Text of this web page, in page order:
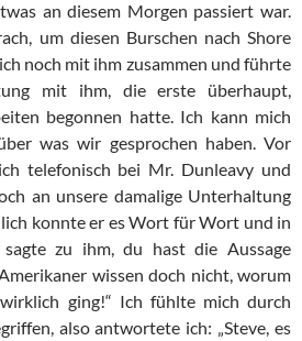
an diesem Morgen passiert war.
um diesen Burschen nach Shore
noch mit ihm zusammen und führte
mit ihm, die erste überhaupt,
begonnen hatte. Ich kann mich
was wir gesprochen haben. Vor
telefonisch bei Mr. Dunleavy und
an unsere damalige Unterhaltung
konnte er es Wort für Wort und in
zu ihm, du hast die Aussage
wissen doch nicht, worum
ging!“ Ich fühlte mich durch
also antwortete ich: „Steve, es